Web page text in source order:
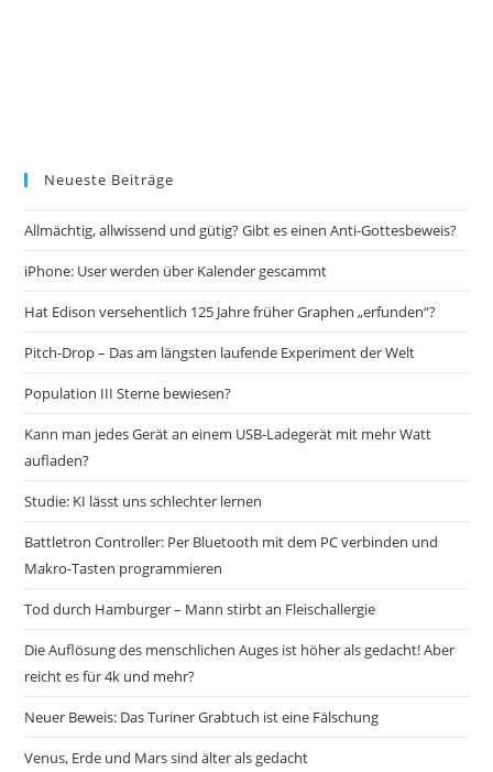
Neueste Beiträge
Allmächtig, allwissend und gütig? Gibt es einen Anti-Gottesbeweis?
iPhone: User werden über Kalender gescammt
Hat Edison versehentlich 125 Jahre früher Graphen „erfunden“?
Pitch-Drop – Das am längsten laufende Experiment der Welt
Population III Sterne bewiesen?
Kann man jedes Gerät an einem USB-Ladegerät mit mehr Watt
aufladen?
Studie: KI lässt uns schlechter lernen
Battletron Controller: Per Bluetooth mit dem PC verbinden und
Makro-Tasten programmieren
Tod durch Hamburger – Mann stirbt an Fleischallergie
Die Auflösung des menschlichen Auges ist höher als gedacht! Aber
reicht es für 4k und mehr?
Neuer Beweis: Das Turiner Grabtuch ist eine Fälschung
Venus, Erde und Mars sind älter als gedacht